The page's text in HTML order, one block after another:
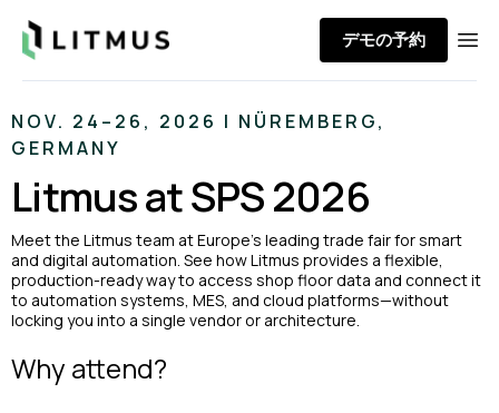
Litmus デモの予約
NOV. 24–26, 2026 | NÜREMBERG,
GERMANY
Litmus at SPS 2026
Meet the Litmus team at Europe’s leading trade fair for smart
and digital automation. See how Litmus provides a flexible,
production-ready way to access shop floor data and connect it
to automation systems, MES, and cloud platforms—without
locking you into a single vendor or architecture.
Why attend?